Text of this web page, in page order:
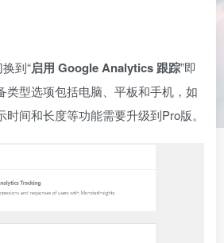
到“启用 Google Analytics 跟踪”即
类型选项包括电脑、平板和手机，如
间和长度等功能需要升级到Pro版。